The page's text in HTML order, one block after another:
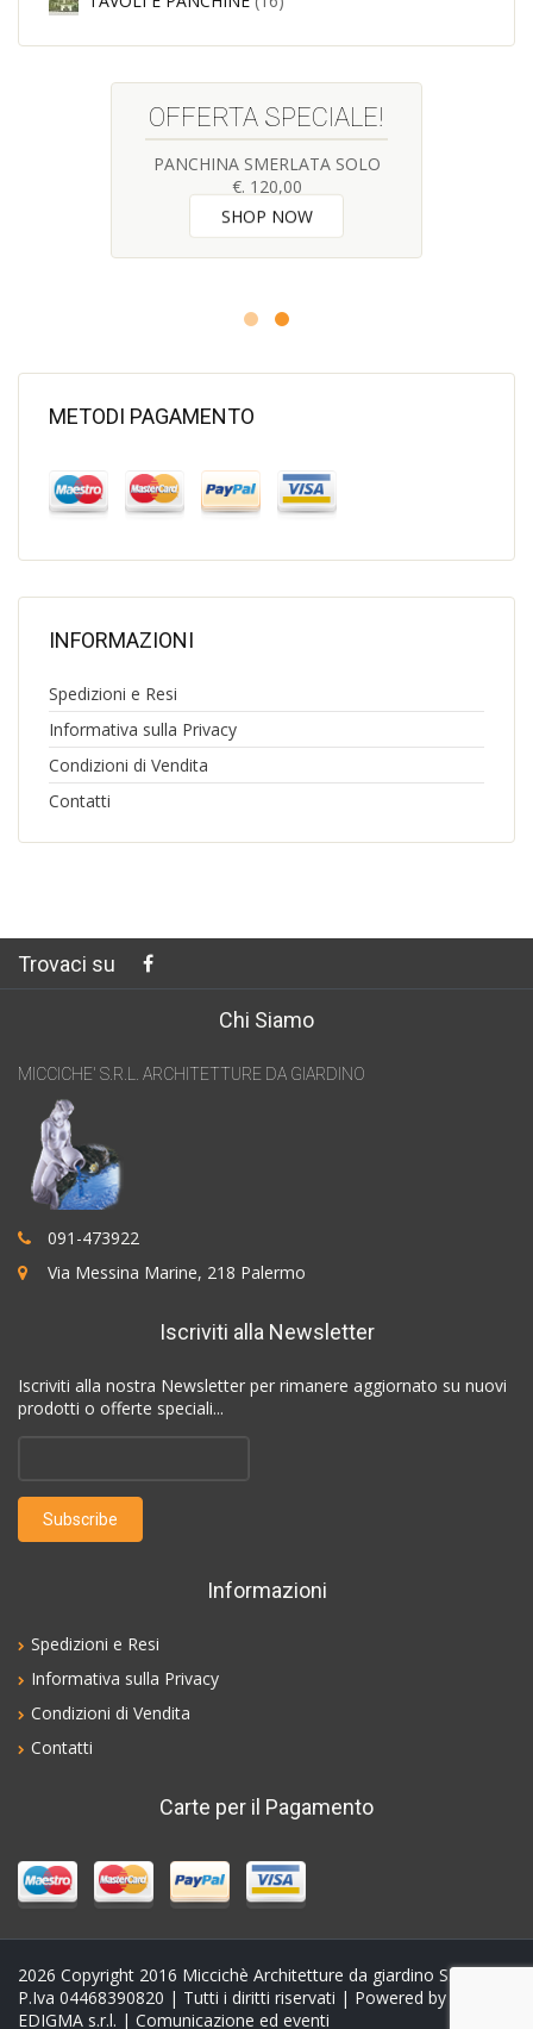
OFFERTA SPECIALE!
PANCHINA SMERLATA SOLO
€. 120,00
SHOP NOW
METODI PAGAMENTO
INFORMAZIONI
Spedizioni e Resi
Informativa sulla Privacy
Condizioni di Vendita
Contatti
Trovaci su
Chi Siamo
MICCICHE' S.R.L. ARCHITETTURE DA GIARDINO
091-473922
Via Messina Marine, 218 Palermo
Iscriviti alla Newsletter
Iscriviti alla nostra Newsletter per rimanere aggiornato su nuovi
prodotti o offerte speciali...
Informazioni
Spedizioni e Resi
Informativa sulla Privacy
Condizioni di Vendita
Contatti
Carte per il Pagamento
2026 Copyright 2016 Miccichè Architetture da giardino S.N.C. -
P.Iva 04468390820 | Tutti i diritti riservati | Powered by
EDIGMA s.r.l. | Comunicazione ed eventi